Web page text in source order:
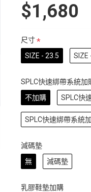
$1,680
尺寸
SIZE - 23.5
SIZE
SPLC快速綁帶系統加
不加購
SPLC快
SPLC快速綁帶系統
減碼墊
無
減碼墊
乳膠鞋墊加購